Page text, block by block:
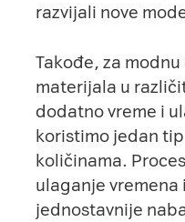
razvijali nove
Takođe, za
materijala u
dodatno vreme i
koristimo jedan
količinama.
ulaganje vremena
jednostavnije